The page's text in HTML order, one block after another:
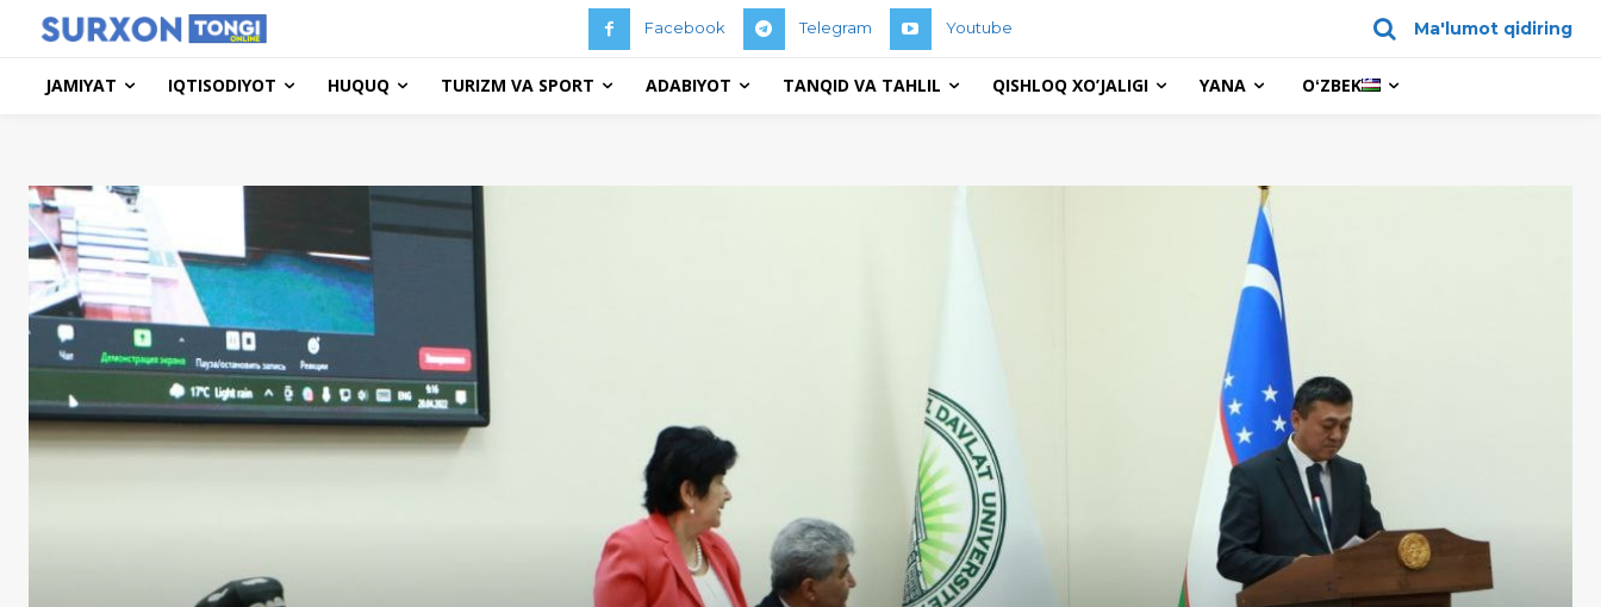
Facebook Telegram Youtube Ma'lumot qidiring
JAMIYAT IQTISODIYOT HUQUQ TURIZM VA SPORT ADABIYOT TANQID VA TAHLIL QISHLOQ XO’JALIGI YANA OʻZBEK